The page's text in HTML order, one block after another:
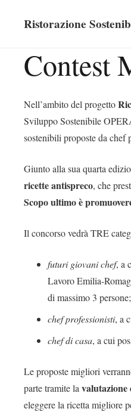
Ristorazione
Contest
Nell’ambito del progetto
Sviluppo Sostenibile
sostenibili proposte da chef
Giunto alla sua quarta
ricette antispreco, che
Scopo ultimo è
Il concorso vedrà TRE
futuri giovani chef, a
Lavoro Emilia-
di massimo 3 persone;
chef professionisti, a
chef di casa, a cui
Le proposte migliori
parte tramite la valutazione
eleggere la ricetta migliore